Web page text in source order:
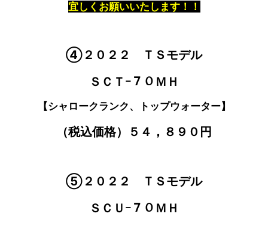
宜しくお願いいたします！！
④２０２２ ＴＳモデル
ＳＣＴｰ７０ＭＨ
【シャロークランク、トップウォーター】
（税込価格）５４，８９０円
⑤２０２２ ＴＳモデル
ＳＣＵｰ７０ＭＨ